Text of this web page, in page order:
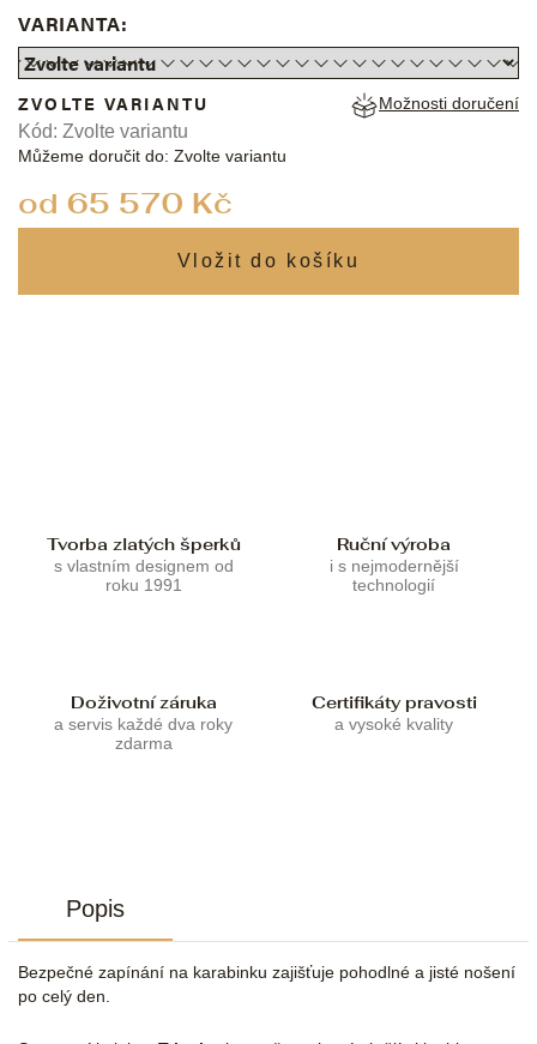
VARIANTA:
od 65 570 Kč
ZVOLTE VARIANTU
Můžeme doručit do: Zvolte variantu
Možnosti doručení
Kód: Zvolte variantu
Tvorba zlatých šperků
s vlastním designem od
roku 1991
Ruční výroba
i s nejmodernější
technologií
Doživotní záruka
a servis každé dva roky
zdarma
Certifikáty pravosti
a vysoké kvality
Popis
Bezpečné zapínání na karabinku zajišťuje pohodlné a jisté nošení
po celý den.